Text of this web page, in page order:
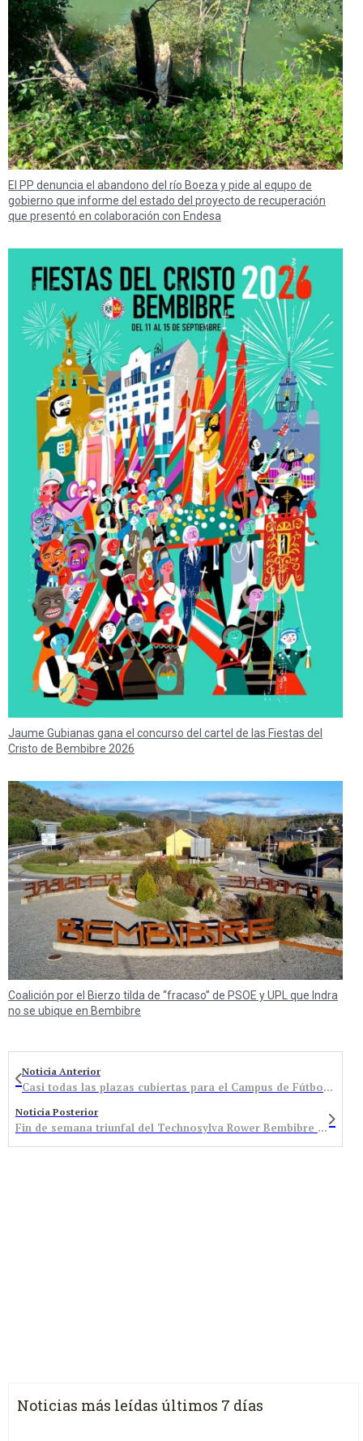
El PP denuncia el abandono del río Boeza y pide al equpo de
gobierno que informe del estado del proyecto de recuperación
que presentó en colaboración con Endesa
Jaume Gubianas gana el concurso del cartel de las Fiestas del
Cristo de Bembibre 2026
Coalición por el Bierzo tilda de “fracaso” de PSOE y UPL que Indra
no se ubique en Bembibre
Noticia Anterior
Casi todas las plazas cubiertas para el Campus de Fútbol de la Asociación de Veteranos del Atlético Bembibre
Noticia Posterior
Fin de semana triunfal del Technosylva Rower Bembibre Cycling Team en Portugal
Noticias más leídas últimos 7 días